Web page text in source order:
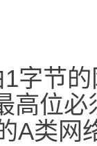
字节
高位必
A类网